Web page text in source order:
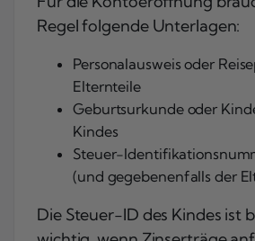
Regel folgende Unterlagen:
Personalausweis oder
Elternteile
Geburtsurkunde oder
Kindes
Steuer-
(und gegebenenfalls der
Die Steuer-ID des Kindes ist